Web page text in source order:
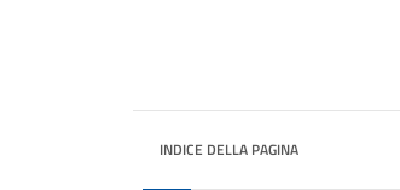
INDICE DELLA PAGINA